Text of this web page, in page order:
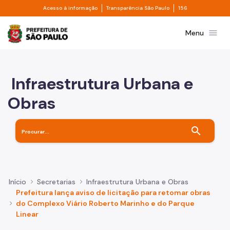
Pular para o Conteúdo principal
Acesso à informação Divisor de acesso à informação
Transparência São Paulo Divisor de
156
Prefeitura de São PauloMenu menu
Infraestrutura Urbana e
Obras
search
Início Secretarias
Infraestrutura Urbana e Obras
Prefeitura lança aviso de licitação para retomar obras
do Complexo Viário Roberto Marinho e do Parque
Linear